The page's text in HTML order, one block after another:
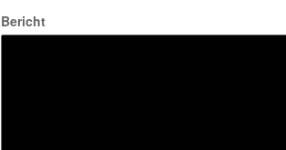
Bericht